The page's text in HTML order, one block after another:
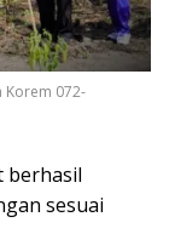
Korem 072-
berhasil
sesuai